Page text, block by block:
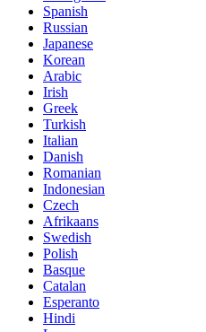
Spanish
Russian
Japanese
Korean
Arabic
Irish
Greek
Turkish
Italian
Danish
Romanian
Indonesian
Czech
Afrikaans
Swedish
Polish
Basque
Catalan
Esperanto
Hindi